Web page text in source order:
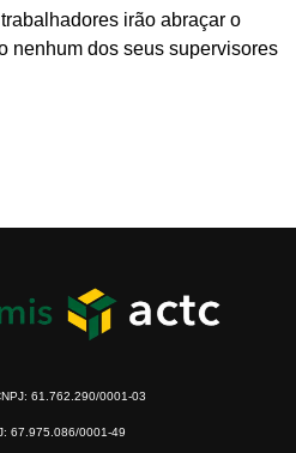
irão abraçar o
nenhum dos seus supervisores
61.762.290/0001-03
67.975.086/0001-49